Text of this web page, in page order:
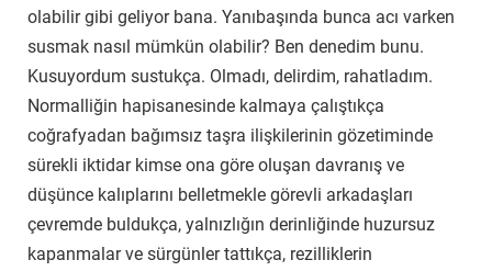
olabilir gibi geliyor bana. Yanıbaşında bunca acı varken
susmak nasıl mümkün olabilir? Ben denedim bunu.
Kusuyordum sustukça. Olmadı, delirdim, rahatladım.
Normalliğin hapisanesinde kalmaya çalıştıkça
coğrafyadan bağımsız taşra ilişkilerinin gözetiminde
sürekli iktidar kimse ona göre oluşan davranış ve
düşünce kalıplarını belletmekle görevli arkadaşları
çevremde buldukça, yalnızlığın derinliğinde huzursuz
kapanmalar ve sürgünler tattıkça, rezilliklerin